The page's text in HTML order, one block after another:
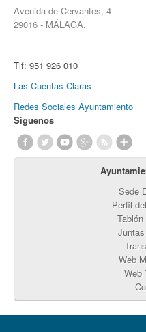
Avenida de Cervantes, 4
29016 - MÁLAGA.
Tlf: 951 926 010
Las Cuentas Claras
Redes Sociales Ayuntamiento
Síguenos
Sede
Perfil
Web
Web